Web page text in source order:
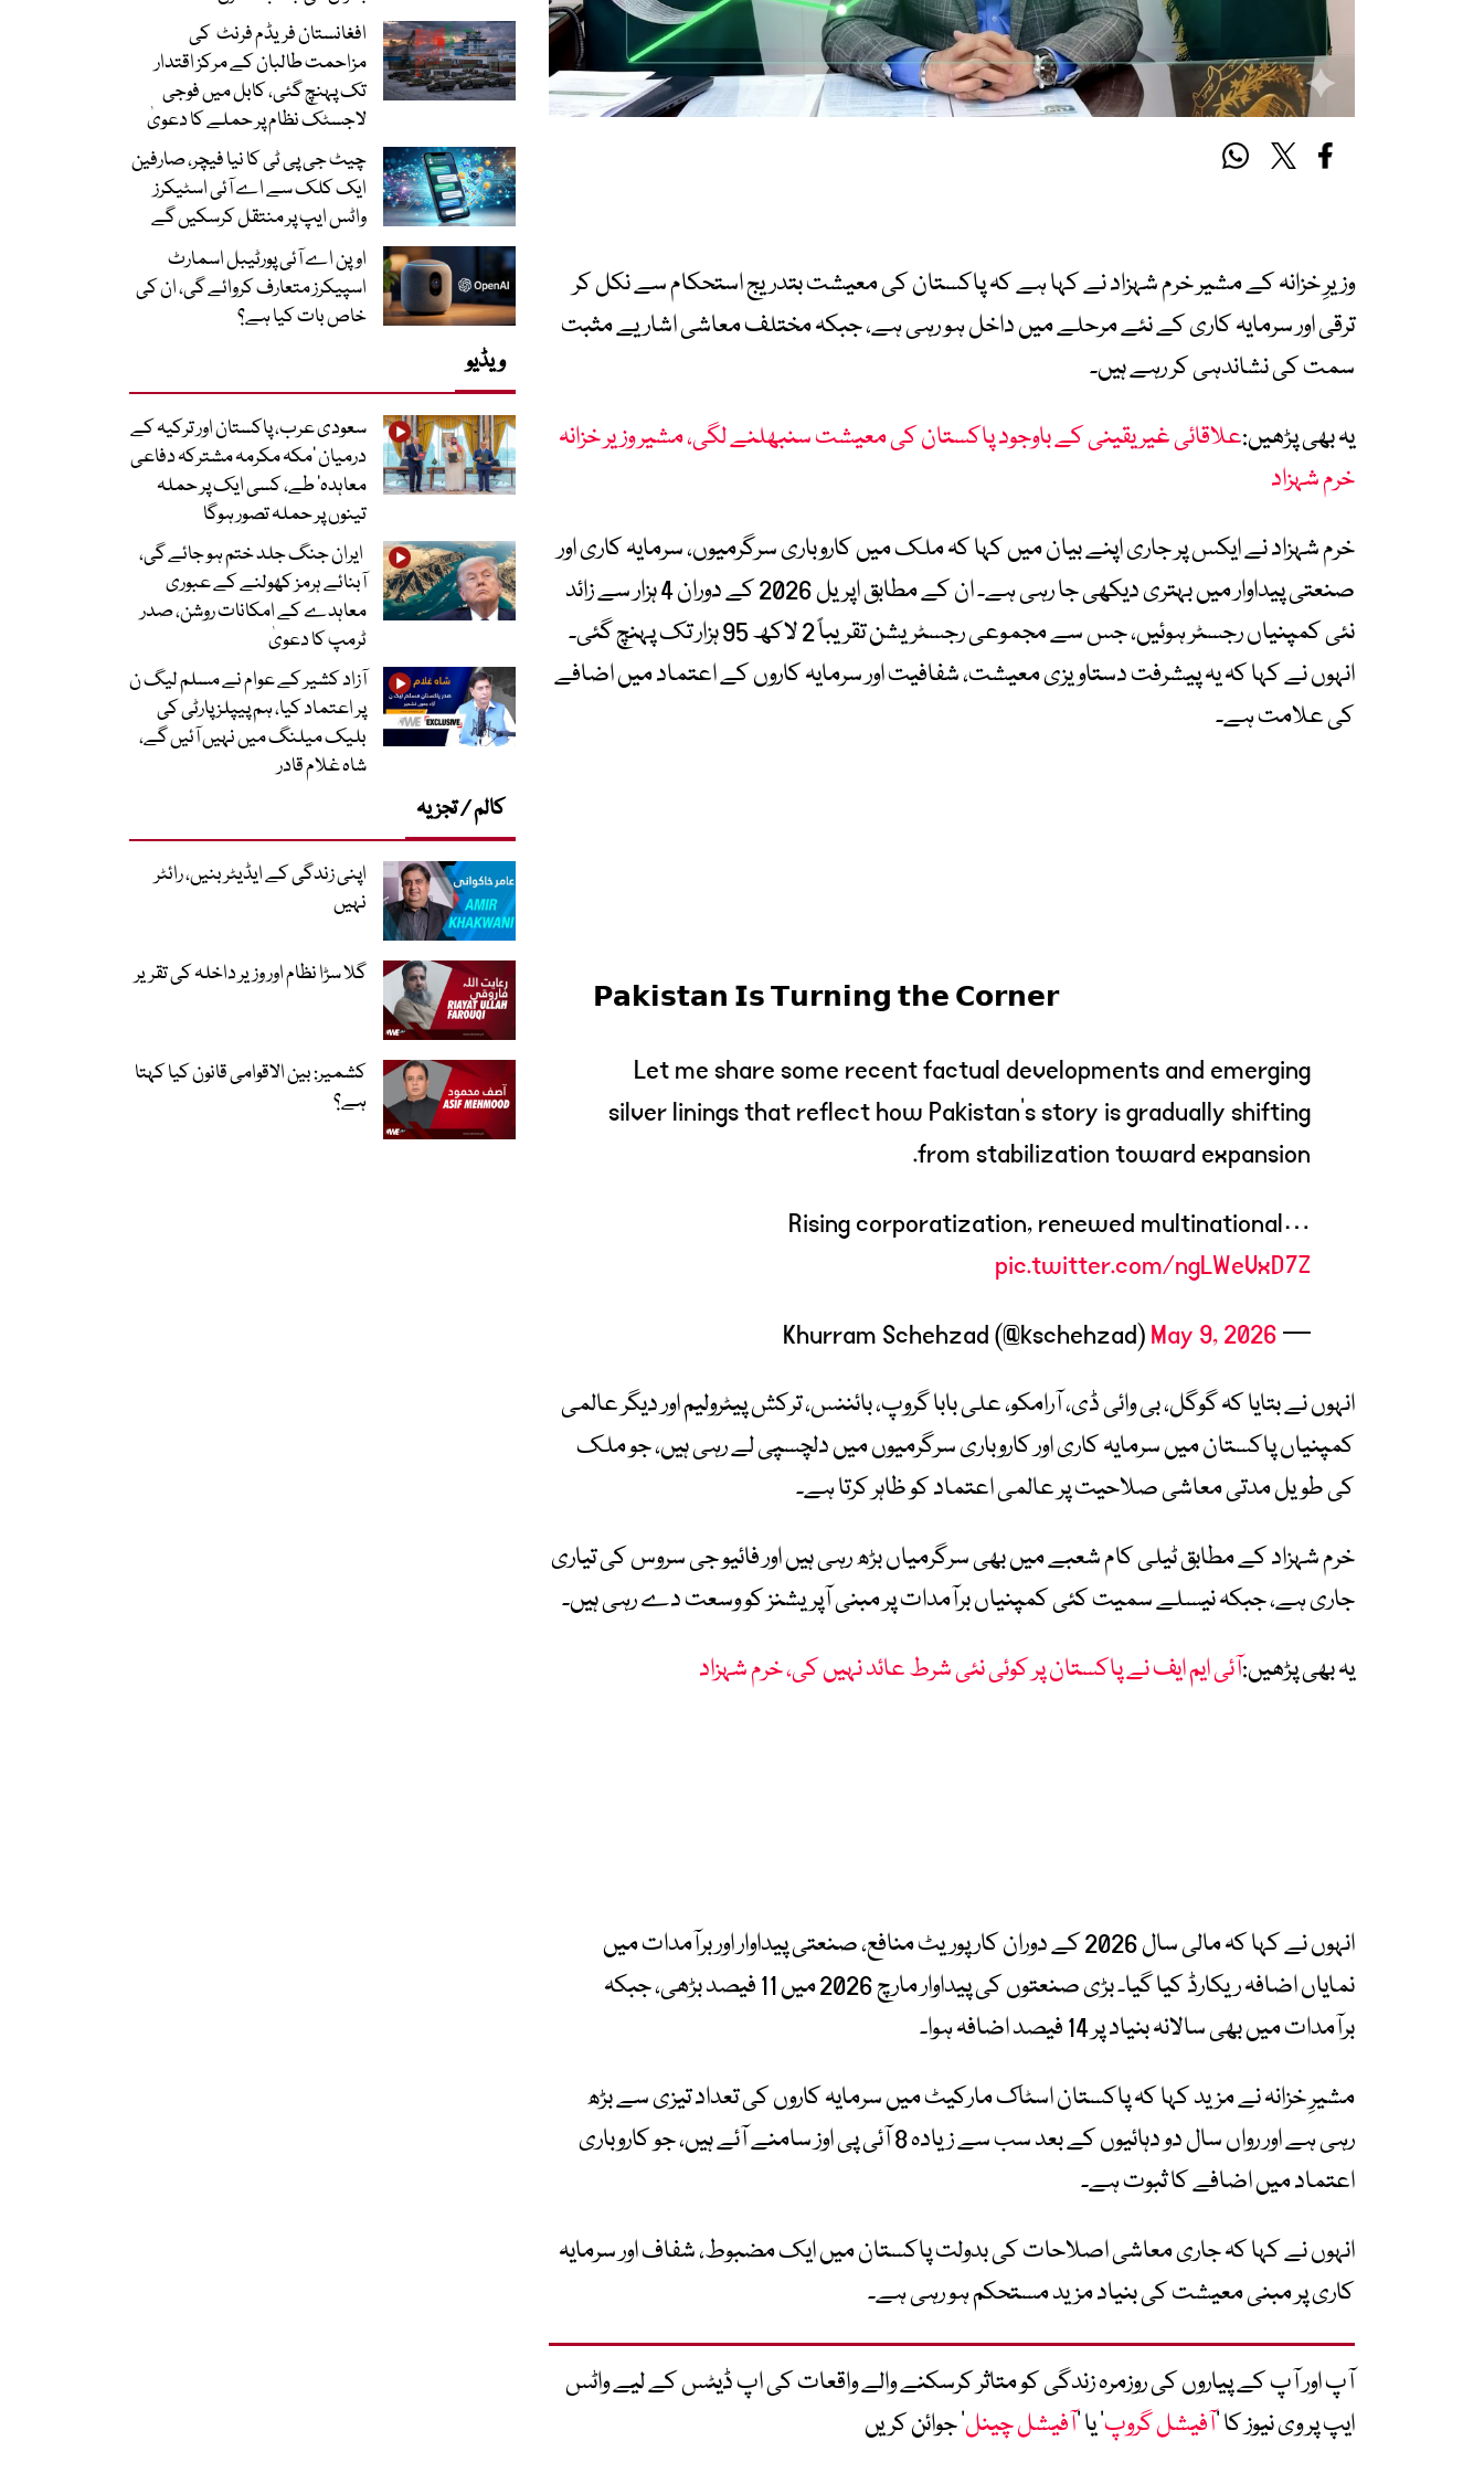
وزیرِ خزانہ کے مشیر خرم شہزاد نے کہا ہے کہ پاکستان کی معیشت بتدریج استحکام سے نکل کر
ترقی اور سرمایہ کاری کے نئے مرحلے میں داخل ہو رہی ہے، جبکہ مختلف معاشی اشاریے مثبت
سمت کی نشاندہی کر رہے ہیں۔
یہ بھی پڑھیں:علاقائی غیر یقینی کے باوجود پاکستان کی معیشت سنبھلنے لگی، مشیر وزیر خزانہ
خرم شہزاد
خرم شہزاد نے ایکس پر جاری اپنے بیان میں کہا کہ ملک میں کاروباری سرگرمیوں، سرمایہ کاری اور
صنعتی پیداوار میں بہتری دیکھی جا رہی ہے۔ ان کے مطابق اپریل 2026 کے دوران 4 ہزار سے زائد
نئی کمپنیاں رجسٹر ہوئیں، جس سے مجموعی رجسٹریشن تقریباً 2 لاکھ 95 ہزار تک پہنچ گئی۔
انہوں نے کہا کہ یہ پیشرفت دستاویزی معیشت، شفافیت اور سرمایہ کاروں کے اعتماد میں اضافے
کی علامت ہے۔
𝗣𝗮𝗸𝗶𝘀𝘁𝗮𝗻 𝗜𝘀 𝗧𝘂𝗿𝗻𝗶𝗻𝗴 𝘁𝗵𝗲 𝗖𝗼𝗿𝗻𝗲𝗿
Let me share some recent factual developments and emerging
silver linings that reflect how Pakistan’s story is gradually shifting
from stabilization toward expansion.
Rising corporatization, renewed multinational…
pic.twitter.com/ngLWeVxD7Z
— Khurram Schehzad (@kschehzad)
May 9, 2026
انہوں نے بتایا کہ گوگل، بی وائی ڈی، آرامکو، علی بابا گروپ، بائننس، ترکش پیٹرولیم اور دیگر عالمی
کمپنیاں پاکستان میں سرمایہ کاری اور کاروباری سرگرمیوں میں دلچسپی لے رہی ہیں، جو ملک
کی طویل مدتی معاشی صلاحیت پر عالمی اعتماد کو ظاہر کرتا ہے۔
خرم شہزاد کے مطابق ٹیلی کام شعبے میں بھی سرگرمیاں بڑھ رہی ہیں اور فائیو جی سروس کی تیاری
جاری ہے، جبکہ نیسلے سمیت کئی کمپنیاں برآمدات پر مبنی آپریشنز کو وسعت دے رہی ہیں۔
یہ بھی پڑھیں:آئی ایم ایف نے پاکستان پر کوئی نئی شرط عائد نہیں کی، خرم شہزاد
انہوں نے کہا کہ مالی سال 2026 کے دوران کارپوریٹ منافع، صنعتی پیداوار اور برآمدات میں
نمایاں اضافہ ریکارڈ کیا گیا۔ بڑی صنعتوں کی پیداوار مارچ 2026 میں 11 فیصد بڑھی، جبکہ
برآمدات میں بھی سالانہ بنیاد پر 14 فیصد اضافہ ہوا۔
مشیرِ خزانہ نے مزید کہا کہ پاکستان اسٹاک مارکیٹ میں سرمایہ کاروں کی تعداد تیزی سے بڑھ
رہی ہے اور رواں سال دو دہائیوں کے بعد سب سے زیادہ 8 آئی پی اوز سامنے آئے ہیں، جو کاروباری
اعتماد میں اضافے کا ثبوت ہے۔
انہوں نے کہا کہ جاری معاشی اصلاحات کی بدولت پاکستان میں ایک مضبوط، شفاف اور سرمایہ
کاری پر مبنی معیشت کی بنیاد مزید مستحکم ہو رہی ہے۔
آپ اور آپ کے پیاروں کی روزمرہ زندگی کو متاثر کرسکنے والے واقعات کی اپ ڈیٹس کے لیے واٹس
ایپ پر وی نیوز کا ’آفیشل گروپ‘ یا ’آفیشل چینل‘ جوائن کریں
افغانستان فریڈم فرنٹ کی
مزاحمت طالبان کے مرکز اقتدار
تک پہنچ گئی، کابل میں فوجی
لاجسٹک نظام پر حملے کا دعویٰ
چیٹ جی پی ٹی کا نیا فیچر، صارفین
ایک کلک سے اے آئی اسٹیکرز
واٹس ایپ پر منتقل کرسکیں گے
اوپن اے آئی پورٹیبل اسمارٹ
اسپیکرز متعارف کروائے گی، ان کی
خاص بات کیا ہے؟
ویڈیو
سعودی عرب، پاکستان اور ترکیہ کے
درمیان ’مکہ مکرمہ مشترکہ دفاعی
معاہدہ‘ طے، کسی ایک پر حملہ
تینوں پر حملہ تصور ہوگا
ایران جنگ جلد ختم ہو جائے گی،
آبنائے ہرمز کھولنے کے عبوری
معاہدے کے امکانات روشن، صدر
ٹرمپ کا دعویٰ
آزاد کشیر کے عوام نے مسلم لیگ ن
پر اعتماد کیا، ہم پیپلز پارٹی کی
بلیک میلنگ میں نہیں آئیں گے،
شاہ غلام قادر
کالم / تجزیہ
اپنی زندگی کے ایڈیٹر بنیں، رائٹر
نہیں
گلا سڑا نظام اور وزیر داخلہ کی تقریر
کشمیر: بین الاقوامی قانون کیا کہتا
ہے؟